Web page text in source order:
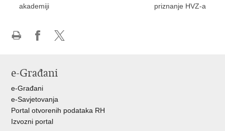
akademiji
priznanje HVZ-a
Facebooku
X-
e-Građani
e-Građani
e-Savjetovanja
Portal otvorenih podataka RH
Izvozni portal